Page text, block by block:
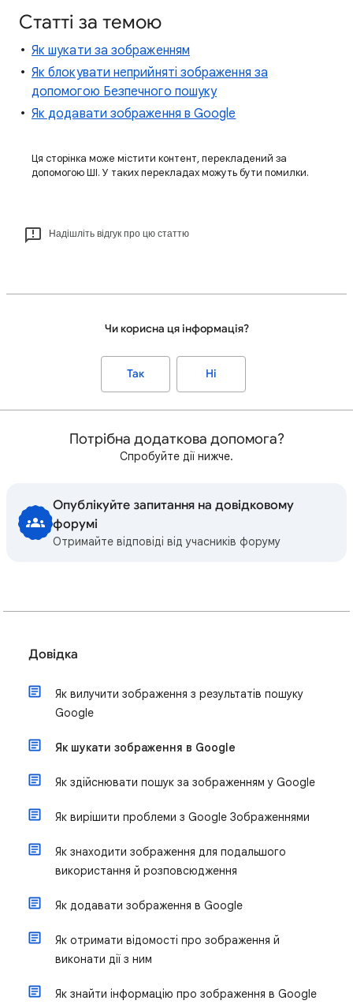
Статті за темою
Як шукати за зображенням
Як блокувати неприйняті зображення за
допомогою Безпечного пошуку
Як додавати зображення в Google
Ця сторінка може містити контент, перекладений за
допомогою ШІ. У таких перекладах можуть бути помилки.
Надішліть відгук про цю статтю
Чи корисна ця інформація?
Так Ні
Потрібна додаткова допомога?
Спробуйте дії нижче.
Опублікуйте запитання на довідковому
форумі
Отримайте відповіді від учасників форуму
Довідка
Як вилучити зображення з результатів пошуку
Google
Як шукати зображення в Google
Як здійснювати пошук за зображенням у Google
Як вирішити проблеми з Google Зображеннями
Як знаходити зображення для подальшого
використання й розповсюдження
Як додавати зображення в Google
Як отримати відомості про зображення й
виконати дії з ним
Як знайти інформацію про зображення в Google